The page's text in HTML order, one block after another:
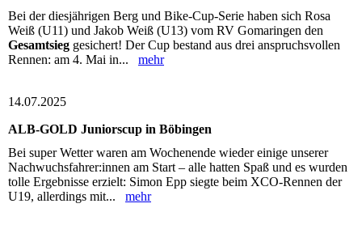
Bei der diesjährigen Berg und Bike-Cup-Serie haben sich Rosa
Weiß (U11) und Jakob Weiß (U13) vom RV Gomaringen den
Gesamtsieg gesichert! Der Cup bestand aus drei anspruchsvollen
Rennen: am 4. Mai in... mehr
14.07.2025
ALB-GOLD Juniorscup in Böbingen
Bei super Wetter waren am Wochenende wieder einige unserer
Nachwuchsfahrer:innen am Start – alle hatten Spaß und es wurden
tolle Ergebnisse erzielt: Simon Epp siegte beim XCO-Rennen der
U19, allerdings mit... mehr